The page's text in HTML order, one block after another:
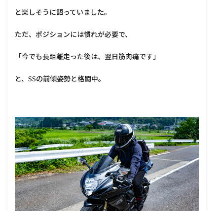
と楽しそうに語っていました。
ただ、ポジションには慣れが必要で、
「今でも長距離走った後は、翌日筋肉痛です」
と、SSの前傾姿勢と格闘中。